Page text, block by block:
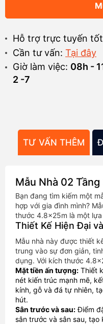
Hỗ trợ trực tuyến
Cần tư vấn: Tại đây
Giờ làm việc: 08h -
2 -7
TƯ VẤN THÊM
Mẫu Nhà 02
Bạn đang tìm kiếm một
hợp với gia đình mình?
thước 4.8x25m là một
mong muốn một không
Thiết Kế Hiện Đại
Mẫu nhà này được thiết
trung vào sự đơn giản,
dụng. Với kích thước
cách khoa học để đảm
đều có không gian riêng
Mặt tiền ấn tượng: Thiết
nét kiến trúc mạnh mẽ,
kính, gỗ và đá tự nhiên,
hút.
Sân trước và sau:Điểm
sân trước và sân sau,